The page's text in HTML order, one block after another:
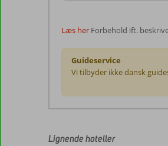
Læs her Forbehold ift.
Guideservice
Vi tilbyder ikke dansk
af
Lignende hoteller